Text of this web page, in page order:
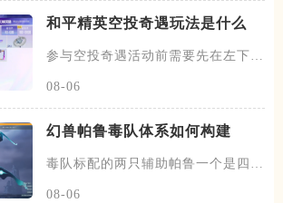
和平精英空投奇遇玩法是什么
参与空投奇遇活动前需要先在左下角
08-06
幻兽帕鲁毒队体系如何构建
毒队标配的两只辅助帕鲁一个是四星
08-06